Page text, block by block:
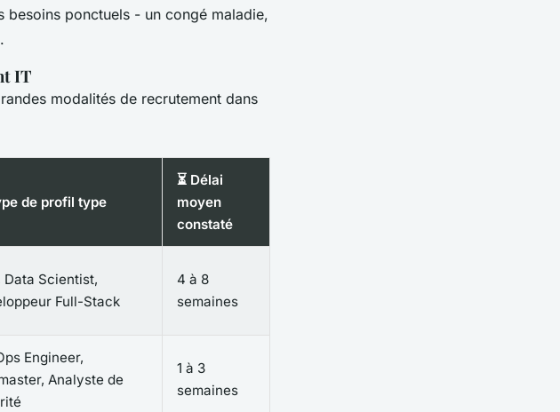
ponctuels - un congé maladie,
IT
modalités de recrutement dans
de profil type
⏳ Délai
moyen
constaté
Data Scientist,
Full-Stack
4 à 8
semaines
Engineer,
Analyste de
1 à 3
semaines